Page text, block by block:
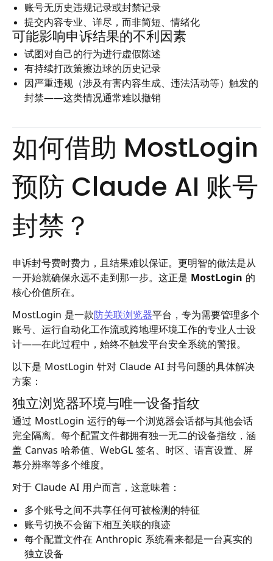
账号无历史违规记录或封禁记录
提交内容专业、详尽，而非简短、情绪化
可能影响申诉结果的不利因素
试图对自己的行为进行虚假陈述
有持续打政策擦边球的历史记录
因严重违规（涉及有害内容生成、违法活动等）触发的
封禁——这类情况通常难以撤销
如何借助 MostLogin
预防 Claude AI 账号
封禁？
申诉封号费时费力，且结果难以保证。更明智的做法是从
一开始就确保永远不走到那一步。这正是 MostLogin 的
核心价值所在。
MostLogin 是一款防关联浏览器平台，专为需要管理多个
账号、运行自动化工作流或跨地理环境工作的专业人士设
计——在此过程中，始终不触发平台安全系统的警报。
以下是 MostLogin 针对 Claude AI 封号问题的具体解决
方案：
独立浏览器环境与唯一设备指纹
通过 MostLogin 运行的每一个浏览器会话都与其他会话
完全隔离。每个配置文件都拥有独一无二的设备指纹，涵
盖 Canvas 哈希值、WebGL 签名、时区、语言设置、屏
幕分辨率等多个维度。
对于 Claude AI 用户而言，这意味着：
多个账号之间不共享任何可被检测的特征
账号切换不会留下相互关联的痕迹
每个配置文件在 Anthropic 系统看来都是一台真实的
独立设备